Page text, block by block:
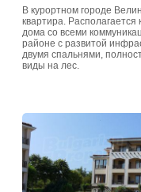
В курортном городе
квартира.
дома со всеми
районе с развитой
двумя спальнями,
виды на лес.